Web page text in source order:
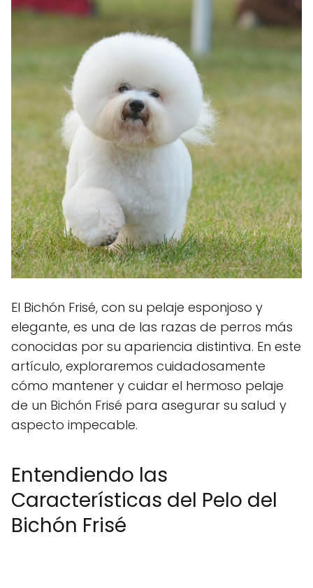
El Bichón Frisé, con su pelaje esponjoso y
elegante, es una de las razas de perros más
conocidas por su apariencia distintiva. En este
artículo, exploraremos cuidadosamente
cómo mantener y cuidar el hermoso pelaje
de un Bichón Frisé para asegurar su salud y
aspecto impecable.
Entendiendo las
Características del Pelo del
Bichón Frisé